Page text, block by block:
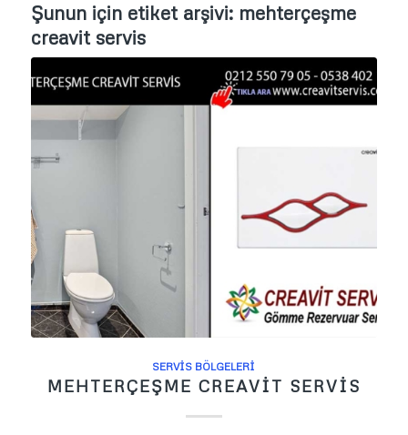
Şunun için etiket arşivi: mehterçeşme
creavit servis
SERVIS BÖLGELERI
MEHTERÇEŞME CREAVIT SERVIS